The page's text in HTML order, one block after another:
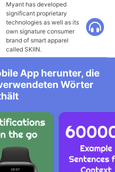
Myant has developed
significant proprietary
technologies as well as its
own signature consumer
brand of smart apparel
called SKIIN.
App herunter, die
Wörter